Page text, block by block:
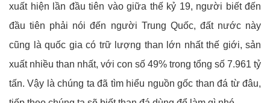
xuất hiện lần đầu tiên vào giữa thế kỷ 19, người biết đến
đầu tiên phải nói đến người Trung Quốc, đất nước này
cũng là quốc gia có trữ lượng than lớn nhất thế giới, sản
xuất nhiều than nhất, với con số 49% trong tổng số 7.961 tỷ
tấn. Vậy là chúng ta đã tìm hiểu nguồn gốc than đá từ đâu,